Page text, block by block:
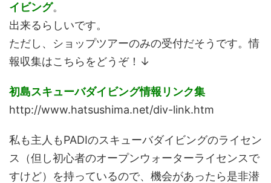
イビング。
出来るらしいです。
ただし、ショップツアーのみの受付だそうです。情
報収集はこちらをどうぞ！↓
初島スキューバダイビング情報リンク集
http://www.hatsushima.net/div-link.htm
私も主人もPADIのスキューバダイビングのライセン
ス（但し初心者のオープンウォーターライセンスで
すけど）を持っているので、機会があったら是非潜